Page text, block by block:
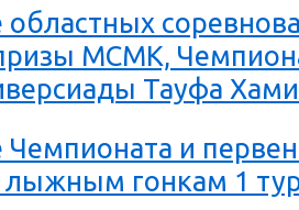
областных
МСМК,
Тауфа
и
лыжным гонкам 1